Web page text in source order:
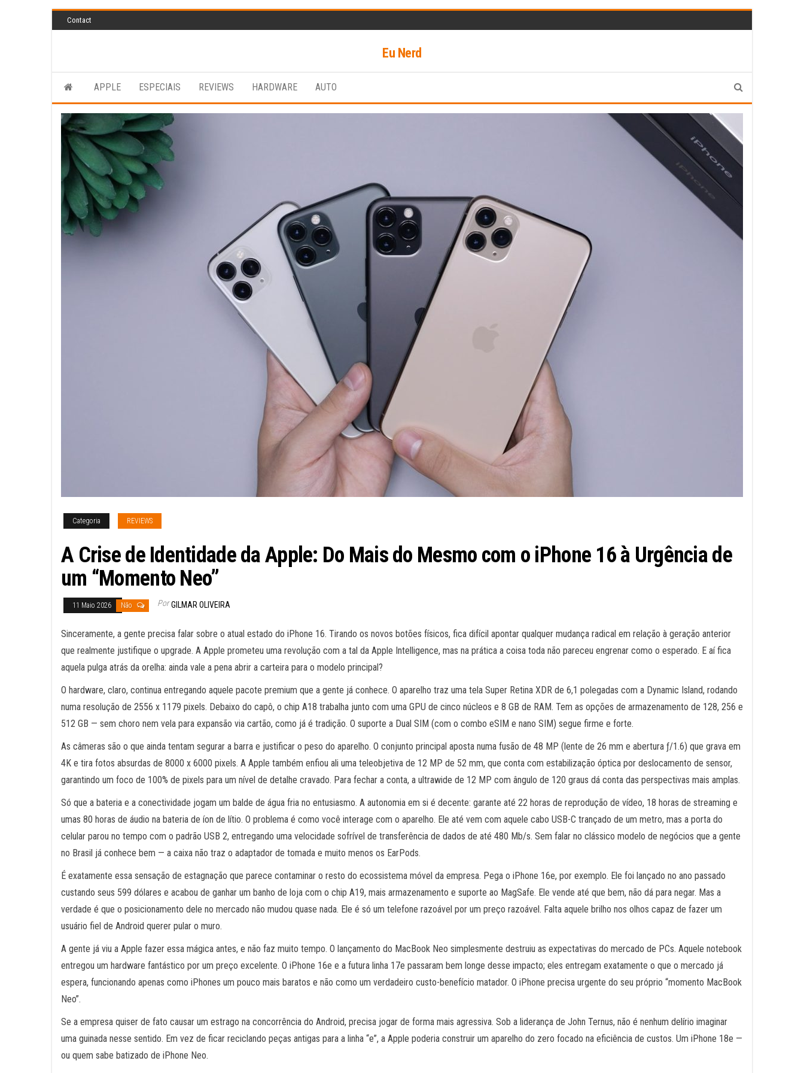
Skip
to
Contact
Eu Nerd
APPLE ESPECIAIS REVIEWS HARDWARE AUTO
Categoria REVIEWS
A Crise de Identidade da Apple: Do Mais do Mesmo com o iPhone 16 à Urgência de
um “Momento Neo”
11 Maio 2026 Não Por GILMAR OLIVEIRA
Sinceramente, a gente precisa falar sobre o atual estado do iPhone 16. Tirando os novos botões físicos, fica difícil apontar qualquer mudança radical em relação à geração anterior
que realmente justifique o upgrade. A Apple prometeu uma revolução com a tal da Apple Intelligence, mas na prática a coisa toda não pareceu engrenar como o esperado. E aí fica
aquela pulga atrás da orelha: ainda vale a pena abrir a carteira para o modelo principal?
O hardware, claro, continua entregando aquele pacote premium que a gente já conhece. O aparelho traz uma tela Super Retina XDR de 6,1 polegadas com a Dynamic Island, rodando
numa resolução de 2556 x 1179 pixels. Debaixo do capô, o chip A18 trabalha junto com uma GPU de cinco núcleos e 8 GB de RAM. Tem as opções de armazenamento de 128, 256 e
512 GB — sem choro nem vela para expansão via cartão, como já é tradição. O suporte a Dual SIM (com o combo eSIM e nano SIM) segue firme e forte.
As câmeras são o que ainda tentam segurar a barra e justificar o peso do aparelho. O conjunto principal aposta numa fusão de 48 MP (lente de 26 mm e abertura ƒ/1.6) que grava em
4K e tira fotos absurdas de 8000 x 6000 pixels. A Apple também enfiou ali uma teleobjetiva de 12 MP de 52 mm, que conta com estabilização óptica por deslocamento de sensor,
garantindo um foco de 100% de pixels para um nível de detalhe cravado. Para fechar a conta, a ultrawide de 12 MP com ângulo de 120 graus dá conta das perspectivas mais amplas.
Só que a bateria e a conectividade jogam um balde de água fria no entusiasmo. A autonomia em si é decente: garante até 22 horas de reprodução de vídeo, 18 horas de streaming e
umas 80 horas de áudio na bateria de íon de lítio. O problema é como você interage com o aparelho. Ele até vem com aquele cabo USB-C trançado de um metro, mas a porta do
celular parou no tempo com o padrão USB 2, entregando uma velocidade sofrível de transferência de dados de até 480 Mb/s. Sem falar no clássico modelo de negócios que a gente
no Brasil já conhece bem — a caixa não traz o adaptador de tomada e muito menos os EarPods.
É exatamente essa sensação de estagnação que parece contaminar o resto do ecossistema móvel da empresa. Pega o iPhone 16e, por exemplo. Ele foi lançado no ano passado
custando seus 599 dólares e acabou de ganhar um banho de loja com o chip A19, mais armazenamento e suporte ao MagSafe. Ele vende até que bem, não dá para negar. Mas a
verdade é que o posicionamento dele no mercado não mudou quase nada. Ele é só um telefone razoável por um preço razoável. Falta aquele brilho nos olhos capaz de fazer um
usuário fiel de Android querer pular o muro.
A gente já viu a Apple fazer essa mágica antes, e não faz muito tempo. O lançamento do MacBook Neo simplesmente destruiu as expectativas do mercado de PCs. Aquele notebook
entregou um hardware fantástico por um preço excelente. O iPhone 16e e a futura linha 17e passaram bem longe desse impacto; eles entregam exatamente o que o mercado já
espera, funcionando apenas como iPhones um pouco mais baratos e não como um verdadeiro custo-benefício matador. O iPhone precisa urgente do seu próprio “momento MacBook
Neo”.
Se a empresa quiser de fato causar um estrago na concorrência do Android, precisa jogar de forma mais agressiva. Sob a liderança de John Ternus, não é nenhum delírio imaginar
uma guinada nesse sentido. Em vez de ficar reciclando peças antigas para a linha “e”, a Apple poderia construir um aparelho do zero focado na eficiência de custos. Um iPhone 18e —
ou quem sabe batizado de iPhone Neo.